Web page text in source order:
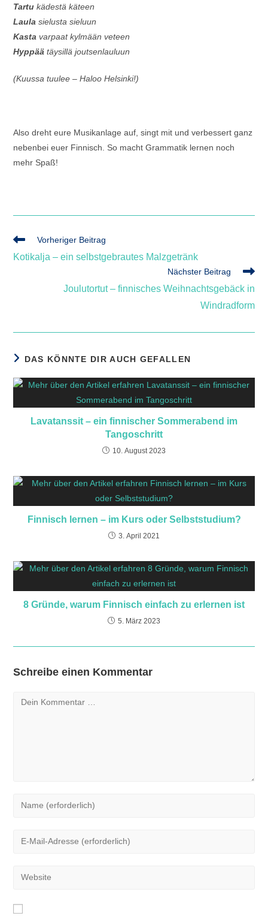
Tartu kädestä käteen
Laula sielusta sieluun
Kasta varpaat kylmään veteen
Hyppää täysillä joutsenlauluun
(Kuussa tuulee – Haloo Helsinki!)
Also dreht eure Musikanlage auf, singt mit und verbessert ganz
nebenbei euer Finnisch. So macht Grammatik lernen noch
mehr Spaß!
Weitere
ansehen
Vorheriger Beitrag
Kotikalja – ein selbstgebrautes Malzgetränk
Nächster Beitrag
Joulutortut – finnisches Weihnachtsgebäck in
Windradform
DAS KÖNNTE DIR AUCH GEFALLEN
Lavatanssit – ein finnischer Sommerabend im
Tangoschritt
10. August 2023
Finnisch lernen – im Kurs oder Selbststudium?
3. April 2021
8 Gründe, warum Finnisch einfach zu erlernen ist
5. März 2023
Schreibe einen Kommentar
Kommentar
Gib
oder
zum
ein
Gib
Mail-
zum
Gib
Website-